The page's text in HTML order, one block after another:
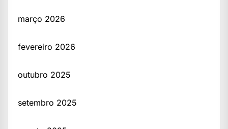
março 2026
fevereiro 2026
outubro 2025
setembro 2025